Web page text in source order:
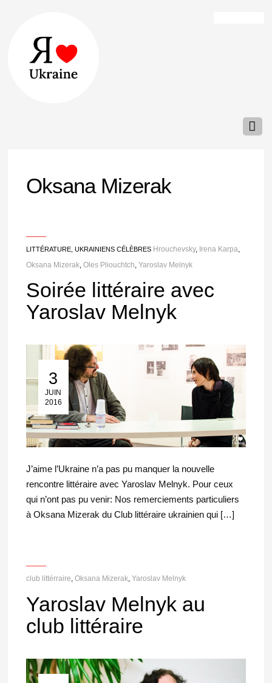
Oksana Mizerak
LITTÉRATURE, UKRAINIENS CÉLÈBRES Hrouchevsky, Irena Karpa
Oksana Mizerak, Oles Pliouchtch Yaroslav Melnyk
Soirée littéraire avec
Yaroslav Melnyk
3
JUIN
2016
03 Juin 2016
J’aime l’Ukraine n’a pas pu manquer la nouvelle
rencontre littéraire avec Yaroslav Melnyk. Pour ceux
qui n’ont pas pu venir: Nos remerciements particuliers
à Oksana Mizerak du Club littéraire ukrainien qui […]
club littérraire Oksana Mizerak, Yaroslav Melnyk
Yaroslav Melnyk au
club littéraire